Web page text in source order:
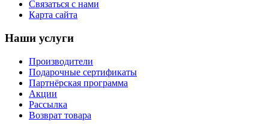
Связаться с нами
Карта сайта
Наши услуги
Производители
Подарочные сертификаты
Партнёрская программа
Акции
Рассылка
Возврат товара